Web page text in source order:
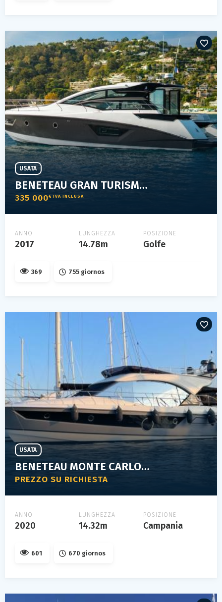
BENETEAU GRAN TURISMO 46
335 000€ IVA INCLUSA
USATA
ANNO
2017
LUNGHEZZA
14.78m
POSIZIONE
Golfe
369 755 giornos
BENETEAU MONTE CARLO 52
PREZZO SU RICHIESTA
USATA
ANNO
2020
LUNGHEZZA
14.32m
POSIZIONE
Campania
601 670 giornos